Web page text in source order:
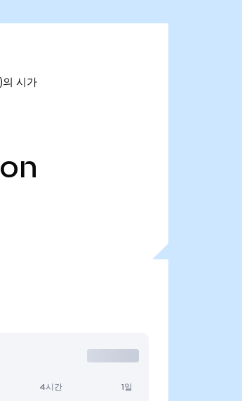
시가
4시간 1일